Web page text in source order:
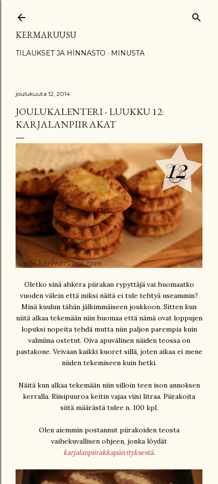
KERMARUUSU
TILAUKSET JA HINNASTO MINUSTA
joulukuuta 12, 2014
JOULUKALENTERI - LUUKKU 12:
KARJALANPIIRAKAT
Oletko sinä ahkera piirakan rypyttäjä vai huomaatko
vuoden välein että miksi näitä ei tule tehtyä useammin?
Minä kuulun tähän jälkimmäiseen joukkoon. Sitten kun
niitä alkaa tekemään niin huomaa että nämä ovat loppujen
lopuksi nopeita tehdä mutta niin paljon parempia kuin
valmiina ostetut. Oiva apuvälinen näiden teossa on
pastakone. Veivaan kaikki kuoret sillä, joten aikaa ei mene
niiden tekemiseen kuin hetki.
Näitä kun alkaa tekemään niin silloin teen ison annoksen
kerralla. Riisipuuroa keitin vajaa viisi litraa. Piirakoita
siitä määrästä tulee n. 100 kpl.
Olen aiemmin postannut piirakoiden teosta
vaihekuvallisen ohjeen, jonka löydät
karjalanpiirakkapäivityksestä.